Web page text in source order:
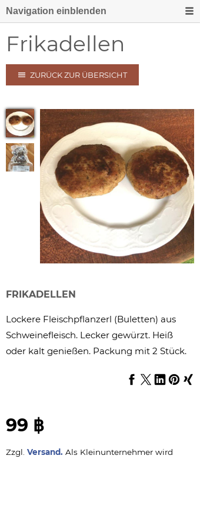
Navigation einblenden
Frikadellen
ZURÜCK ZUR ÜBERSICHT
FRIKADELLEN
Lockere Fleischpflanzerl (Buletten) aus
Schweinefleisch. Lecker gewürzt. Heiß
oder kalt genießen. Packung mit 2 Stück.
99 ฿
Zzgl. Versand. Als Kleinunternehmer wird